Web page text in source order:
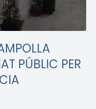
PÚBLIC PER